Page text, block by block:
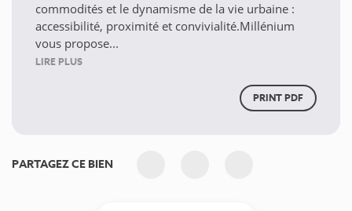
commodités et le dynamisme de la vie urbaine :
accessibilité, proximité et convivialité.Millénium
vous propose...
LIRE PLUS
PRINT PDF
PARTAGEZ CE BIEN